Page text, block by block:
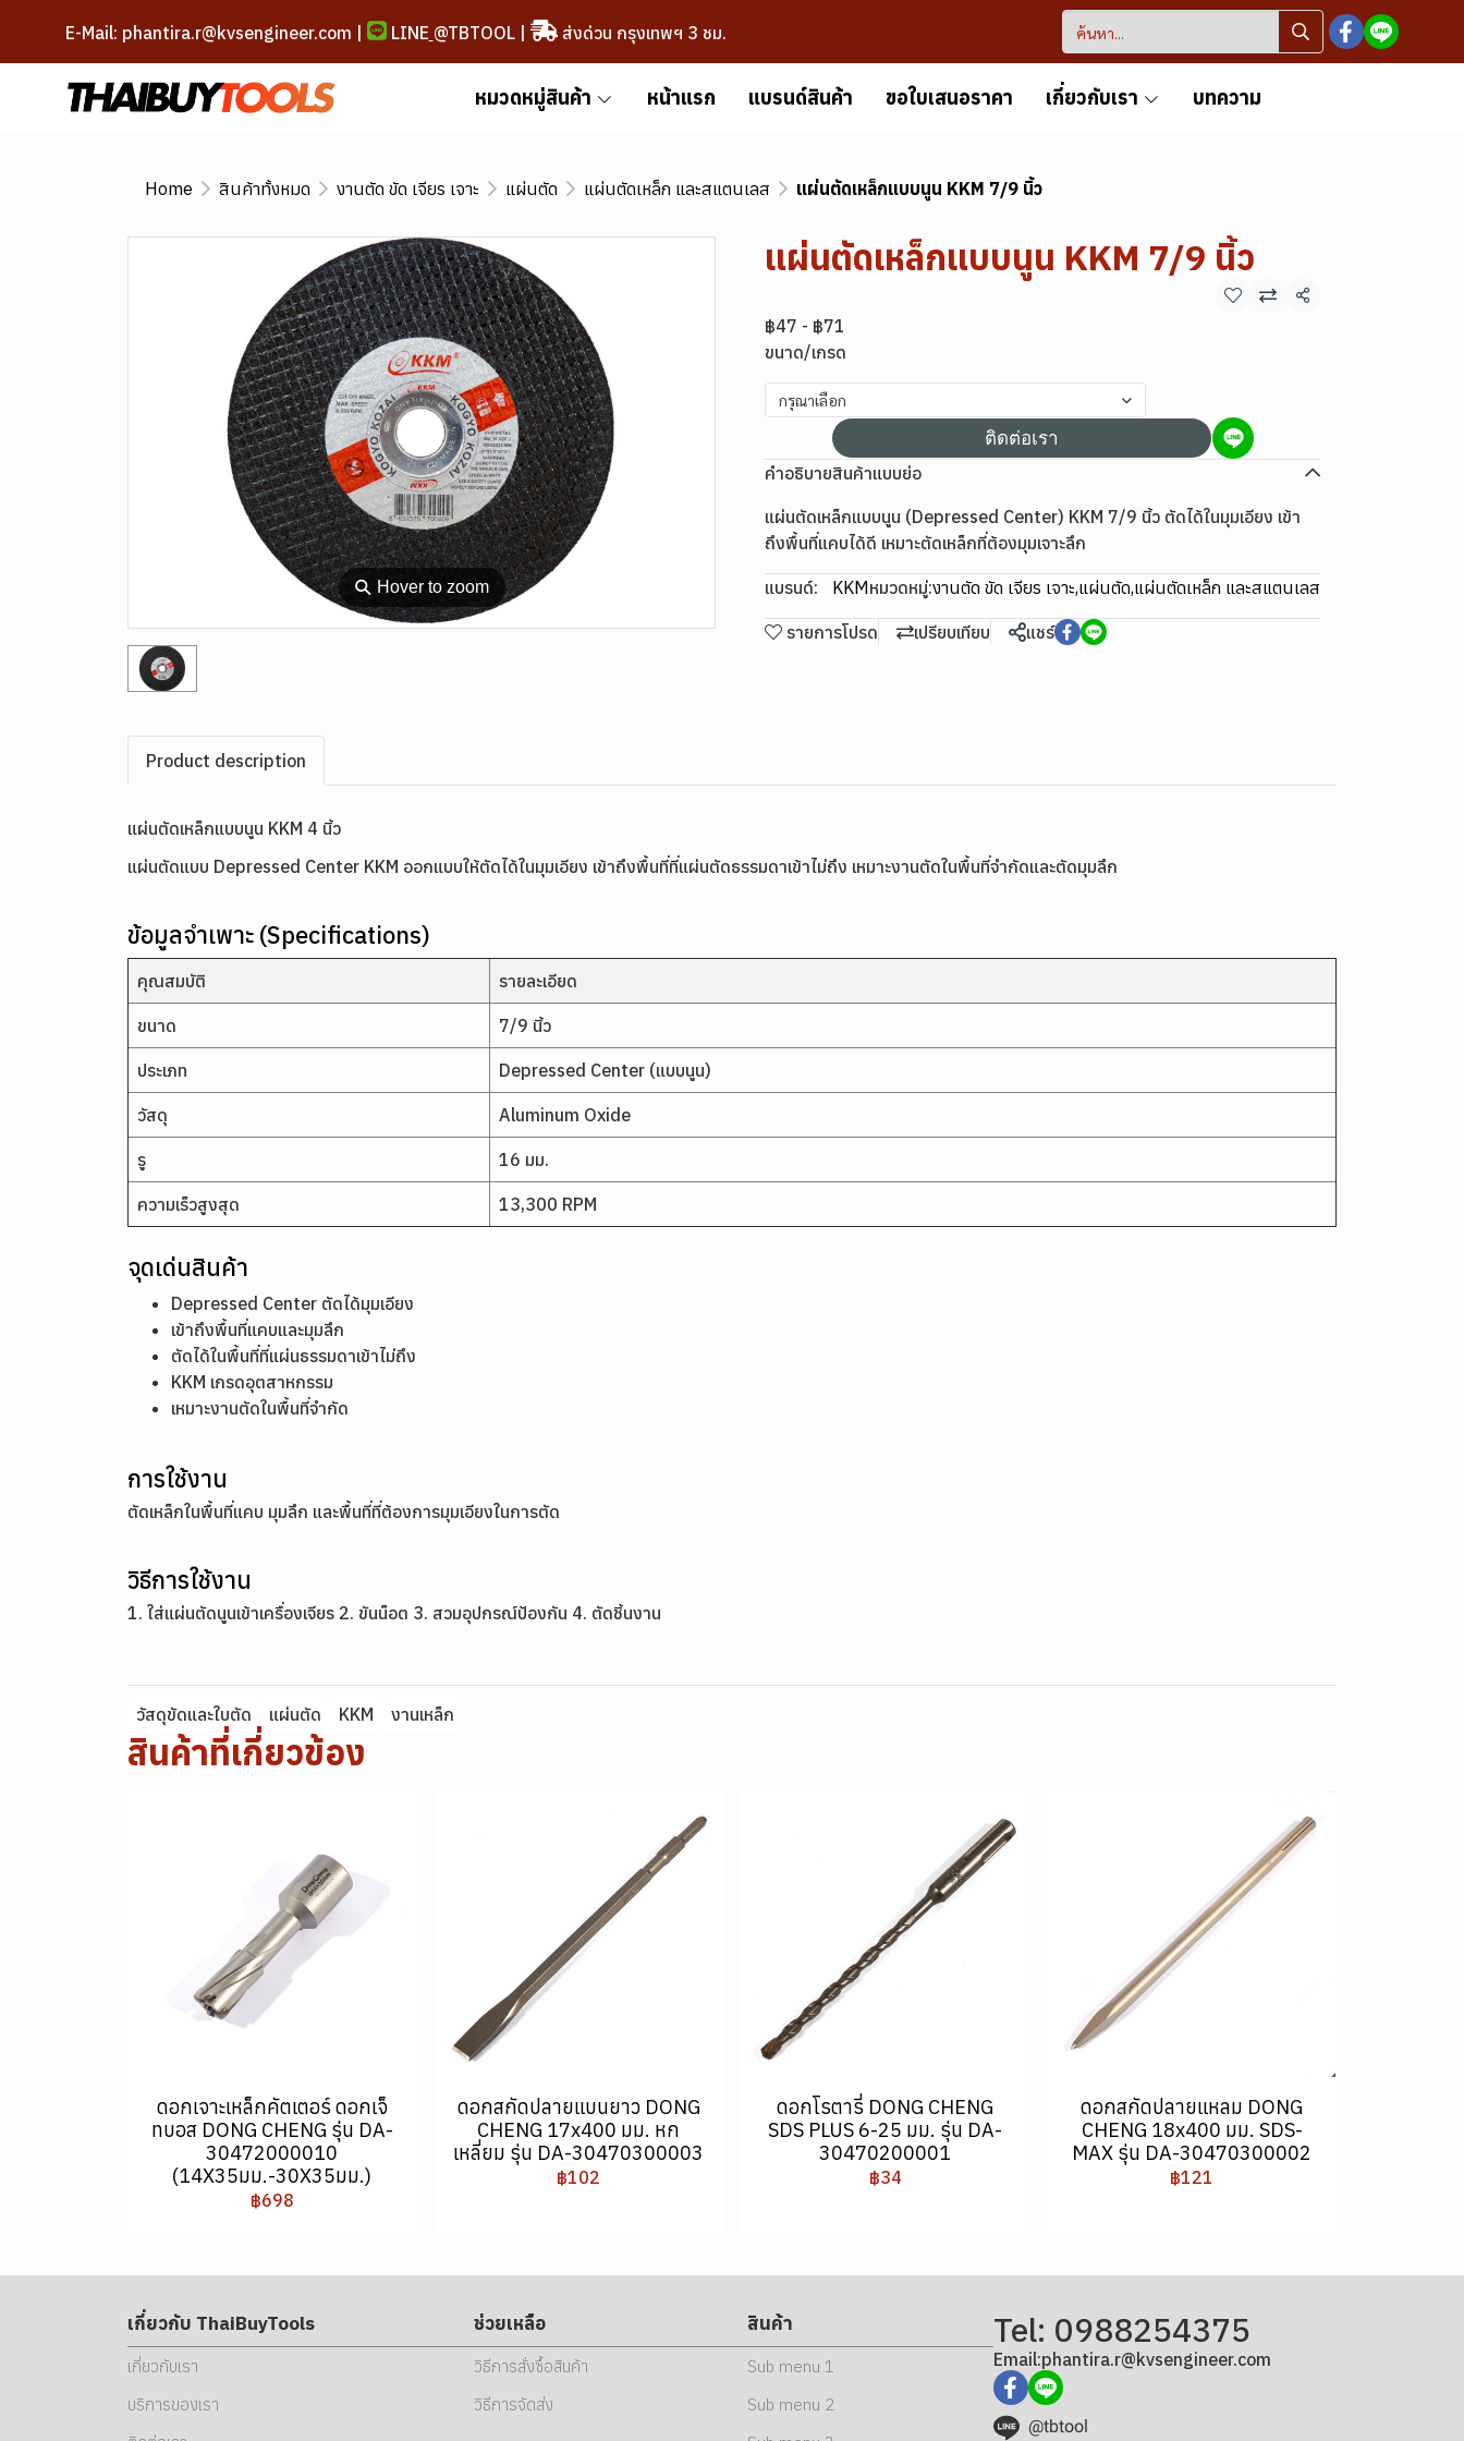
E-Mail: phantira.r@kvsengineer.com | LINE @TBTOOL| ส่งด่วน กรุงเทพฯ 3 ชม.
หมวดหมู่สินค้า หน้าแรก แบรนด์สินค้า ขอใบเสนอราคา เกี่ยวกับเรา บทความ
Home สินค้าทั้งหมด งานตัด ขัด เจียร เจาะ แผ่นตัด แผ่นตัดเหล็ก และสแตนเลส แผ่นตัดเหล็กแบบนูน KKM 7/9 นิ้ว
⚲ Hover to zoom
แผ่นตัดเหล็กแบบนูน KKM 7/9 นิ้ว
แชร์
฿47 - ฿71
ขนาด/เกรด
กรุณาเลือก
ติดต่อเรา
คำอธิบายสินค้าแบบย่อ
แผ่นตัดเหล็กแบบนูน (Depressed Center) KKM 7/9 นิ้ว ตัดได้ในมุมเอียง เข้า
ถึงพื้นที่แคบได้ดี เหมาะตัดเหล็กที่ต้องมุมเจาะลึก
แบรนด์: KKMหมวดหมู่:งานตัด ขัด เจียร เจาะ,แผ่นตัด,แผ่นตัดเหล็ก และสแตนเลส
รายการโปรด เปรียบเทียบ แชร์
Product description
แผ่นตัดเหล็กแบบนูน KKM 4 นิ้ว
แผ่นตัดแบบ Depressed Center KKM ออกแบบให้ตัดได้ในมุมเอียง เข้าถึงพื้นที่ที่แผ่นตัดธรรมดาเข้าไม่ถึง เหมาะงานตัดในพื้นที่จำกัดและตัดมุมลึก
ข้อมูลจำเพาะ (Specifications)
คุณสมบัติ รายละเอียด
ขนาด 7/9 นิ้ว
ประเภท Depressed Center (แบบนูน)
วัสดุ Aluminum Oxide
รู 16 มม.
ความเร็วสูงสุด 13,300 RPM
จุดเด่นสินค้า
Depressed Center ตัดได้มุมเอียง
เข้าถึงพื้นที่แคบและมุมลึก
ตัดได้ในพื้นที่ที่แผ่นธรรมดาเข้าไม่ถึง
KKM เกรดอุตสาหกรรม
เหมาะงานตัดในพื้นที่จำกัด
การใช้งาน
ตัดเหล็กในพื้นที่แคบ มุมลึก และพื้นที่ที่ต้องการมุมเอียงในการตัด
วิธีการใช้งาน
1. ใส่แผ่นตัดนูนเข้าเครื่องเจียร 2. ขันน็อต 3. สวมอุปกรณ์ป้องกัน 4. ตัดชิ้นงาน
วัสดุขัดและใบตัด แผ่นตัด KKM งานเหล็ก
สินค้าที่เกี่ยวข้อง
ดอกเจาะเหล็กคัตเตอร์ ดอกเจ็
ทบอส DONG CHENG รุ่น DA-
30472000010
(14X35มม.-30X35มม.)
฿698
ดอกสกัดปลายแบนยาว DONG
CHENG 17x400 มม. หก
เหลี่ยม รุ่น DA-30470300003
฿102
ดอกโรตารี่ DONG CHENG
SDS PLUS 6-25 มม. รุ่น DA-
30470200001
฿34
ดอกสกัดปลายแหลม DONG
CHENG 18x400 มม. SDS-
MAX รุ่น DA-30470300002
฿121
เกี่ยวกับ ThaiBuyTools
เกี่ยวกับเรา
บริการของเรา
ช่วยเหลือ
วิธีการสั่งซื้อสินค้า
วิธีการจัดส่ง
สินค้า
Sub menu 1
Sub menu 2
Tel: 0988254375
Email:phantira.r@kvsengineer.com
@tbtool